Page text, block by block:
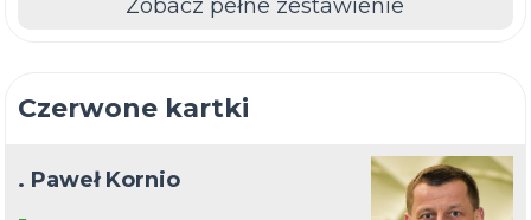
Zobacz pełne zestawienie
Czerwone kartki
. Paweł Kornio